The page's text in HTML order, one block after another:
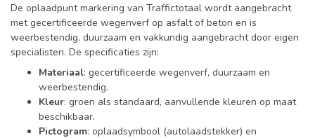
De oplaadpunt markering van Traffictotaal wordt aangebracht
met gecertificeerde wegenverf op asfalt of beton en is
weerbestendig, duurzaam en vakkundig aangebracht door eigen
specialisten. De specificaties zijn:
Materiaal: gecertificeerde wegenverf, duurzaam en
weerbestendig.
Kleur: groen als standaard, aanvullende kleuren op maat
beschikbaar.
Pictogram: oplaadsymbool (autolaadstekker) en